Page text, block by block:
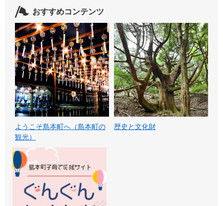
おすすめコンテンツ
ようこそ島本町へ（島本町の
観光）
歴史と文化財